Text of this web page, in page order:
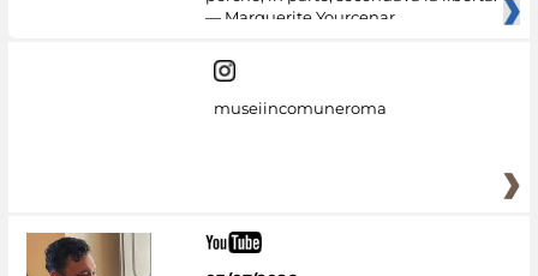
— Marguerite Yourcenar
museiincomuneroma